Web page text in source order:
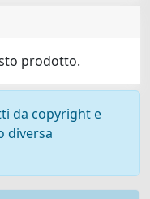
prodotto.
da copyright e
diversa